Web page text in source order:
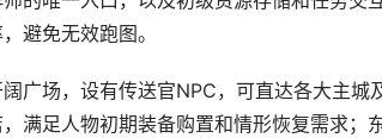
避免无效跑图。
广场，设有传送官NPC，可直达各大主城
满足人物初期装备购置和情形恢复需求；